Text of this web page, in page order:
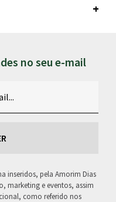
no seu e-mail
inseridos, pela Amorim Dias
marketing e eventos, assim
como referido nos